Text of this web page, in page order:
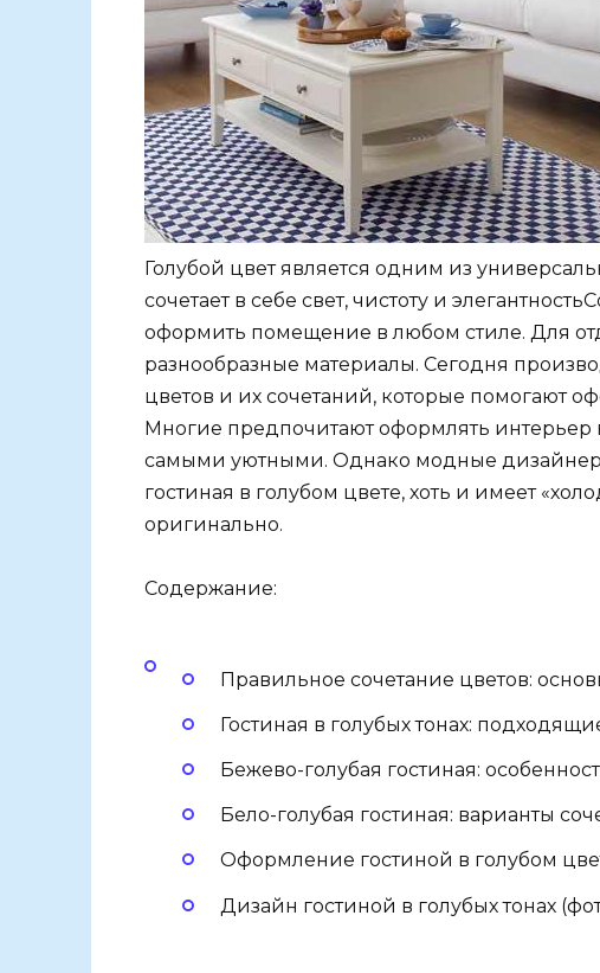
Голубой цвет является одним из
сочетает в себе свет, чистоту и
оформить помещение в любом стиле. Для
разнообразные материалы. Сегодня
цветов и их сочетаний, которые помогают
Многие предпочитают оформлять интерьер
самыми уютными. Однако модные
гостиная в голубом цвете, хоть и имеет
оригинально.
Содержание:
Правильное сочетание цветов:
Гостиная в голубых тонах:
Бежево-голубая гостиная:
Бело-голубая гостиная: варианты
Оформление гостиной в голубом
Дизайн гостиной в голубых тонах